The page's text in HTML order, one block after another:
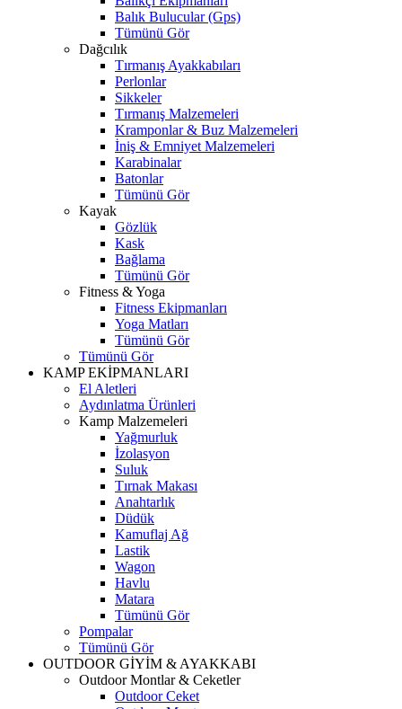
Balık Bulucular (Gps)
Tümünü Gör
Dağcılık
Tırmanış Ayakkabıları
Perlonlar
Sikkeler
Tırmanış Malzemeleri
Kramponlar & Buz Malzemeleri
İniş & Emniyet Malzemeleri
Karabinalar
Batonlar
Tümünü Gör
Kayak
Gözlük
Kask
Bağlama
Tümünü Gör
Fitness & Yoga
Fitness Ekipmanları
Yoga Matları
Tümünü Gör
Tümünü Gör
KAMP EKİPMANLARI
El Aletleri
Aydınlatma Ürünleri
Kamp Malzemeleri
Yağmurluk
İzolasyon
Suluk
Tırnak Makası
Anahtarlık
Düdük
Kamuflaj Ağ
Lastik
Wagon
Havlu
Matara
Tümünü Gör
Pompalar
Tümünü Gör
OUTDOOR GİYİM & AYAKKABI
Outdoor Montlar & Ceketler
Outdoor Ceket